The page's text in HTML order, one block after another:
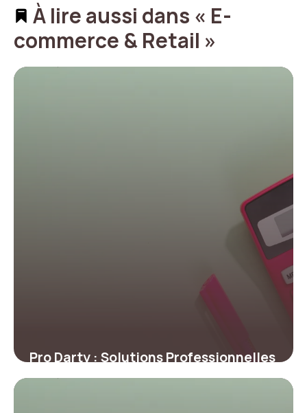
À lire aussi dans « E-
commerce & Retail »
Pro Darty : Solutions Professionnelles
2 juillet 2026